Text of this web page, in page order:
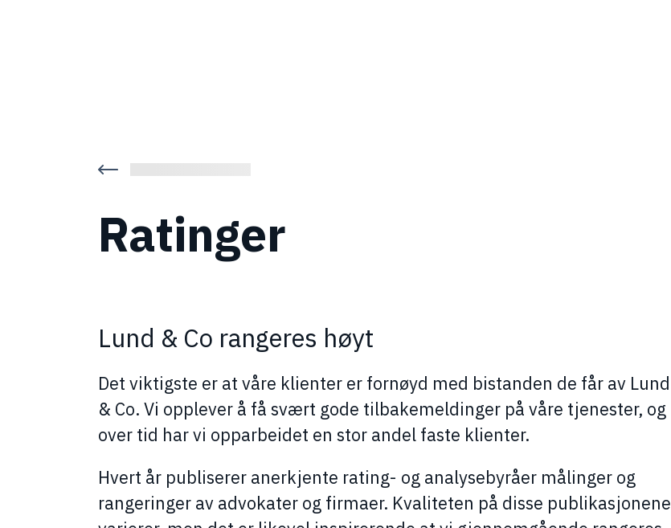
Ratinger
Lund & Co rangeres høyt
Det viktigste er at våre klienter er fornøyd med bistanden de får av Lund
& Co. Vi opplever å få svært gode tilbakemeldinger på våre tjenester, og
over tid har vi opparbeidet en stor andel faste klienter.
Hvert år publiserer anerkjente rating- og analysebyråer målinger og
rangeringer av advokater og firmaer. Kvaliteten på disse publikasjonene